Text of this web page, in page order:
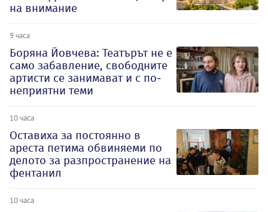
на внимание
9 часа
Боряна Йовчева: Театърът не е
само забавление, свободните
артисти се занимават и с по-
неприятни теми
10 часа
Оставиха за постоянно в
ареста петима обвиняеми по
делото за разпространение на
фентанил
10 часа